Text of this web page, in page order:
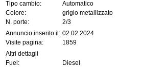
Tipo cambio:
Automatico
Colore:
grigio metallizzato
N. porte:
2/3
Annuncio inserito il: 02.02.2024
Visite pagina:
1859
Altri dettagli
Fuel:
Diesel